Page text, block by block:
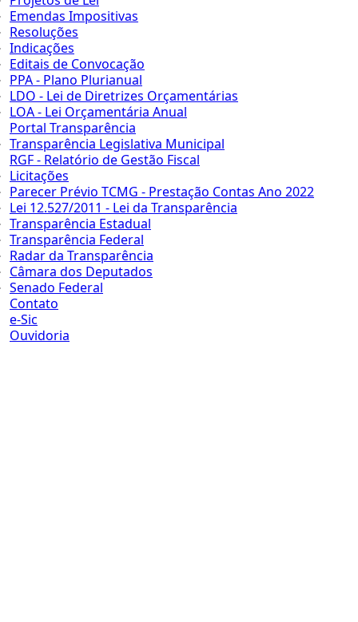
Emendas Impositivas
Resoluções
Indicações
Editais de Convocação
PPA - Plano Plurianual
LDO - Lei de Diretrizes Orçamentárias
LOA - Lei Orçamentária Anual
Portal Transparência
Transparência Legislativa Municipal
RGF - Relatório de Gestão Fiscal
Licitações
Parecer Prévio TCMG - Prestação Contas Ano 2022
Lei 12.527/2011 - Lei da Transparência
Transparência Estadual
Transparência Federal
Radar da Transparência
Câmara dos Deputados
Senado Federal
Contato
e-Sic
Ouvidoria